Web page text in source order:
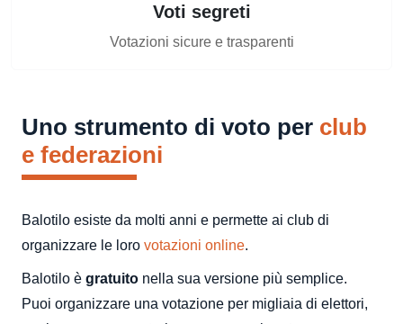
Voti segreti
Votazioni sicure e trasparenti
Uno strumento di voto per club
e federazioni
Balotilo esiste da molti anni e permette ai club di
organizzare le loro votazioni online.
Balotilo è gratuito nella sua versione più semplice.
Puoi organizzare una votazione per migliaia di elettori,